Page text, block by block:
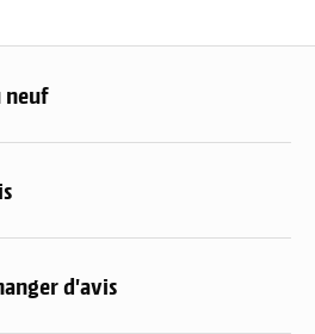
neuf
d'avis